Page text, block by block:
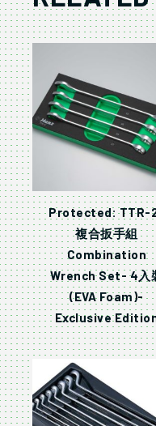
Protected: TTR-
複合扳手組
Combination
Wrench Set- 4入
(EVA Foam)-
Exclusive